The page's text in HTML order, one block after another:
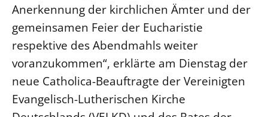
Anerkennung der kirchlichen Ämter und der
gemeinsamen Feier der Eucharistie
respektive des Abendmahls weiter
voranzukommen“, erklärte am Dienstag der
neue Catholica-Beauftragte der Vereinigten
Evangelisch-Lutherischen Kirche
LANDESSYNODE
27. Landessynode
Kontakt
Hintergrund
MITARBEIT